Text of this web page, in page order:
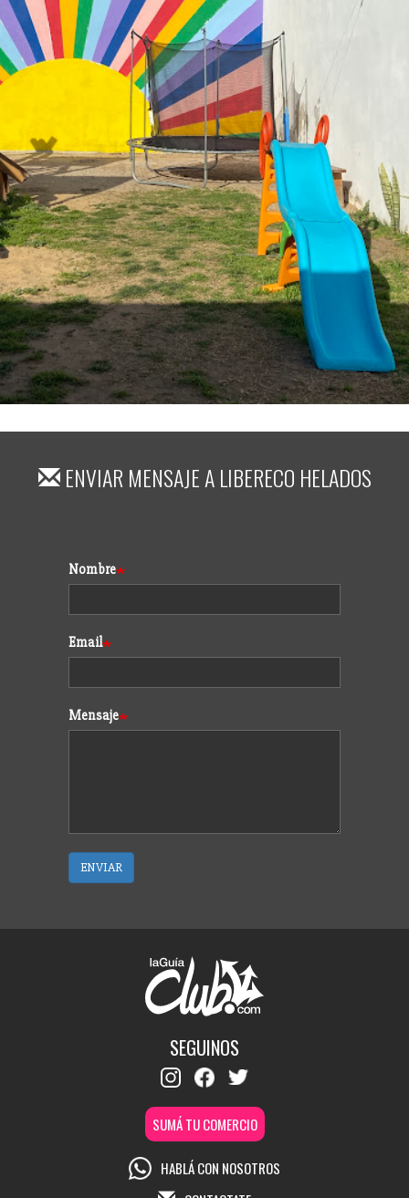
ENVIAR MENSAJE ALIBERECO HELADOS
Formulario
Nombre
Email
Mensaje
ENVIAR
SEGUINOS
SUMÁ TU COMERCIO
HABLÁ CON NOSOTROS